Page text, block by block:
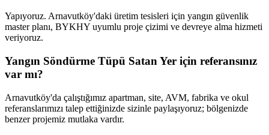
Yapıyoruz. Arnavutköy'daki üretim tesisleri için yangın güvenlik
master planı, BYKHY uyumlu proje çizimi ve devreye alma hizmeti
veriyoruz.
Yangın Söndürme Tüpü Satan Yer için referansınız
var mı?
Arnavutköy'da çalıştığımız apartman, site, AVM, fabrika ve okul
referanslarımızı talep ettiğinizde sizinle paylaşıyoruz; bölgenizde
benzer projemiz mutlaka vardır.